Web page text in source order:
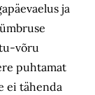
ja
võru
puhtamat
ei tähenda